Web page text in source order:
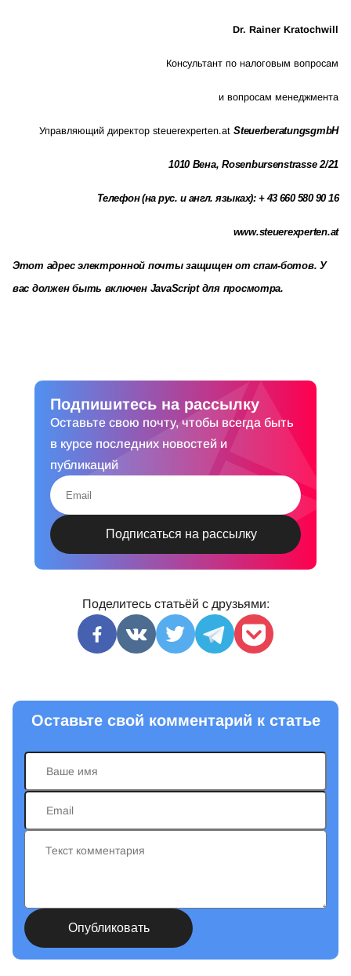
Dr. Rainer Kratochwill
Консультант по налоговым вопросам
и вопросам менеджмента
Управляющий директор steuerexperten.atSteuerberatungsgmbH
1010 Вена, Rosenbursenstrasse 2/21
Телефон (на рус. и англ. языках): + 43 660 580 90 16
www.steuerexperten.at
Этот адрес электронной почты защищен от спам-ботов. У
вас должен быть включен JavaScript для просмотра.
Подпишитесь на рассылку
Оставьте свою почту, чтобы всегда быть
в курсе последних новостей и
публикаций
Поделитесь статьёй с друзьями:
Оставьте свой комментарий к статье